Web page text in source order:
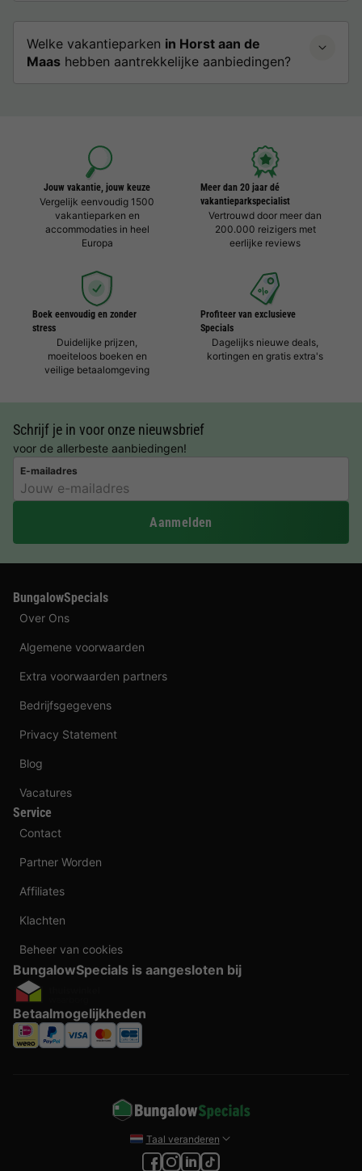
Welke vakantieparken in Horst aan de
Maas hebben aantrekkelijke aanbiedingen?
Jouw vakantie, jouw keuze
Vergelijk eenvoudig 1500
vakantieparken en
accommodaties in heel
Europa
Meer dan 20 jaar dé
vakantieparkspecialist
Vertrouwd door meer dan
200.000 reizigers met
eerlijke reviews
Boek eenvoudig en zonder
stress
Duidelijke prijzen,
moeiteloos boeken en
veilige betaalomgeving
Profiteer van exclusieve
Specials
Dagelijks nieuwe deals,
kortingen en gratis extra's
Schrijf je in voor onze nieuwsbrief
voor de allerbeste aanbiedingen!
E-mailadres
Aanmelden
BungalowSpecials
Over Ons
Algemene voorwaarden
Extra voorwaarden partners
Bedrijfsgegevens
Privacy Statement
Blog
Vacatures
Service
Contact
Partner Worden
Affiliates
Klachten
Beheer van cookies
BungalowSpecials is aangesloten bij
Betaalmogelijkheden
Taal veranderen